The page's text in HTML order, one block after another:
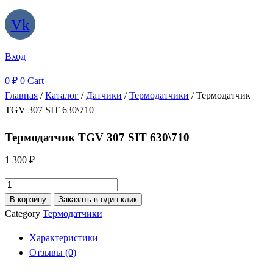
Vk
Вход
0 ₽ 0 Cart
Главная /Каталог / Датчики /Термодатчики / Термодатчик
TGV 307 SIT 630\710
Термодатчик TGV 307 SIT 630\710
1 300 ₽
Количество
товара
Термодатчик
В корзину Заказать в один клик
Category Термодатчики
Характеристики
Отзывы (0)